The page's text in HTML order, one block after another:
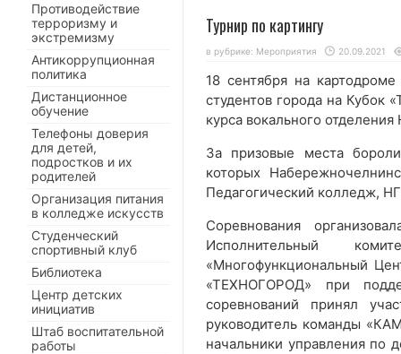
Турнир по картингу
в рубрике: Мероприятия 20.09.2021
18 сентября на
студентов города на Кубок
курса вокального
За призовые места
которых
Педагогический колледж,
Соревнования
Исполнительный
«Многофункциональный
«ТЕХНОГОРОД» при
соревнований принял
руководитель команды
начальники управления по
Противодействие
терроризму и
экстремизму
Антикоррупционная
политика
Дистанционное
обучение
Телефоны доверия
для детей,
подростков и их
родителей
Организация питания
в колледже искусств
Студенческий
спортивный клуб
Библиотека
Центр детских
инициатив
Штаб воспитательной
работы